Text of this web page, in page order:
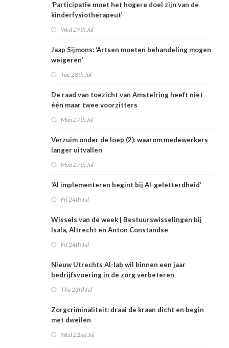
‘Participatie moet het hogere doel zijn van de
kinderfysiotherapeut’
Wed 29th Jul
Jaap Sijmons: ‘Artsen moeten behandeling mogen
weigeren’
Tue 28th Jul
De raad van toezicht van Amstelring heeft niet
één maar twee voorzitters
Mon 27th Jul
Verzuim onder de loep (2): waarom medewerkers
langer uitvallen
Mon 27th Jul
‘AI implementeren begint bij AI-geletterdheid’
Fri 24th Jul
Wissels van de week | Bestuurswisselingen bij
Isala, Altrecht en Anton Constandse
Fri 24th Jul
Nieuw Utrechts AI-lab wil binnen een jaar
bedrijfsvoering in de zorg verbeteren
Thu 23rd Jul
Zorgcriminaliteit: draai de kraan dicht en begin
met dweilen
Wed 22nd Jul